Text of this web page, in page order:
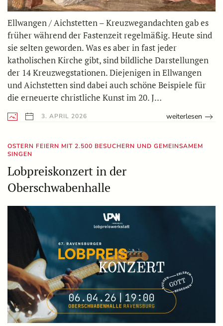
Ellwangen / Aichstetten – Kreuzwegandachten gab es
früher während der Fastenzeit regelmäßig. Heute sind
sie selten geworden. Was es aber in fast jeder
katholischen Kirche gibt, sind bildliche Darstellungen
der 14 Kreuzwegstationen. Diejenigen in Ellwangen
und Aichstetten sind dabei auch schöne Beispiele für
die erneuerte christliche Kunst im 20. J…
3. APRIL 2026 weiterlesen
OSTERN FEIERN MIT 2.500 BESUCHERN UND GEMEINSAMEM
SINGEN
Lobpreiskonzert in der
Oberschwabenhalle